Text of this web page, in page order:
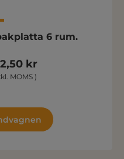
6 rum.
kr
MOMS )